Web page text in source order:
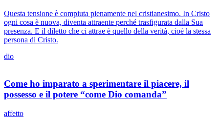
Questa tensione è compiuta pienamente nel cristianesimo. In Cristo
ogni cosa è nuova, diventa attraente perché trasfigurata dalla Sua
presenza. E il diletto che ci attrae è quello della verità, cioè la stessa
persona di Cristo.
dio
Come ho imparato a sperimentare il piacere, il
possesso e il potere “come Dio comanda”
affetto